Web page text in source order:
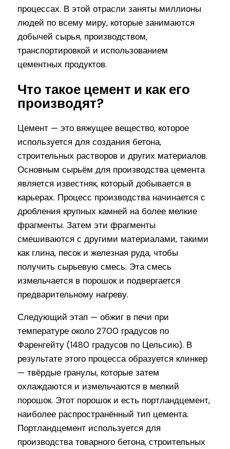
процессах. В этой отрасли заняты миллионы
людей по всему миру, которые занимаются
добычей сырья, производством,
транспортировкой и использованием
цементных продуктов.
Что такое цемент и как его
производят?
Цемент — это вяжущее вещество, которое
используется для создания бетона,
строительных растворов и других материалов.
Основным сырьём для производства цемента
является известняк, который добывается в
карьерах. Процесс производства начинается с
дробления крупных камней на более мелкие
фрагменты. Затем эти фрагменты
смешиваются с другими материалами, такими
как глина, песок и железная руда, чтобы
получить сырьевую смесь. Эта смесь
измельчается в порошок и подвергается
предварительному нагреву.
Следующий этап — обжиг в печи при
температуре около 2700 градусов по
Фаренгейту (1480 градусов по Цельсию). В
результате этого процесса образуется клинкер
— твёрдые гранулы, которые затем
охлаждаются и измельчаются в мелкий
порошок. Этот порошок и есть портландцемент,
наиболее распространённый тип цемента.
Портландцемент используется для
производства товарного бетона, строительных